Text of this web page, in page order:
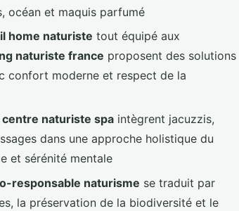
océan et maquis parfumé
home naturiste tout équipé aux
naturiste france proposent des solutions
confort moderne et respect de la
centre naturiste spa intègrent jacuzzis,
dans une approche holistique du
et sérénité mentale
responsable naturisme se traduit par
la préservation de la biodiversité et le